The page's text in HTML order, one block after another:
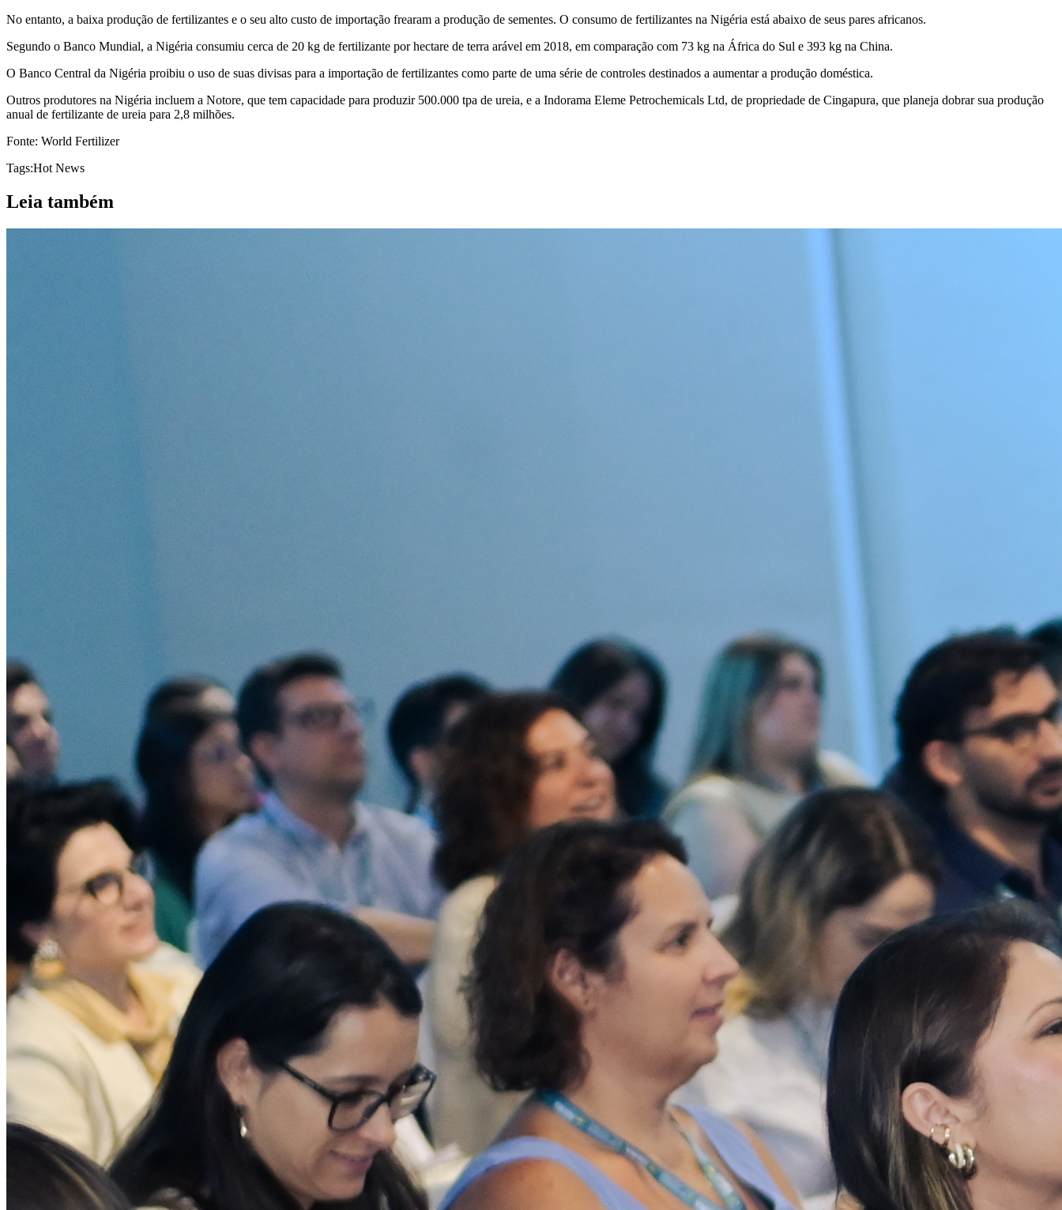
No entanto, a baixa produção de fertilizantes e o seu alto custo de importação frearam a produção de sementes. O consumo de fertilizantes na Nigéria está abaixo de seus pares africanos.
Segundo o Banco Mundial, a Nigéria consumiu cerca de 20 kg de fertilizante por hectare de terra arável em 2018, em comparação com 73 kg na África do Sul e 393 kg na China.
O Banco Central da Nigéria proibiu o uso de suas divisas para a importação de fertilizantes como parte de uma série de controles destinados a aumentar a produção doméstica.
Outros produtores na Nigéria incluem a Notore, que tem capacidade para produzir 500.000 tpa de ureia, e a Indorama Eleme Petrochemicals Ltd, de propriedade de Cingapura, que planeja dobrar sua produção
anual de fertilizante de ureia para 2,8 milhões.
Fonte: World Fertilizer
Tags:Hot News
Leia também